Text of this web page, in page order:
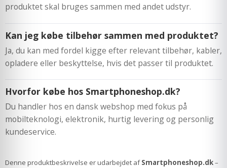
produktet skal bruges sammen med andet udstyr.
Kan jeg købe tilbehør sammen med produktet?
Ja, du kan med fordel kigge efter relevant tilbehør, kabler,
opladere eller beskyttelse, hvis det passer til produktet.
Hvorfor købe hos Smartphoneshop.dk?
Du handler hos en dansk webshop med fokus på
mobilteknologi, elektronik, hurtig levering og personlig
kundeservice.
Denne produktbeskrivelse er udarbejdet afSmartphoneshop.dk–